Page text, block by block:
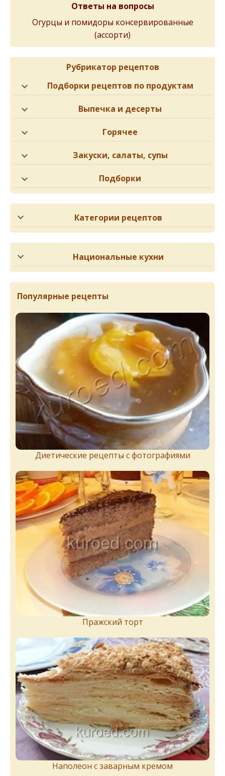
Ответы на вопросы
Огурцы и помидоры консервированные
(ассорти)
Рубрикатор рецептов
Подборки рецептов по продуктам
Выпечка и десерты
Горячее
Закуски, салаты, супы
Подборки
Категории рецептов
Национальные кухни
Популярные рецепты
Диетические рецепты с фотографиями
Пражский торт
Наполеон с заварным кремом